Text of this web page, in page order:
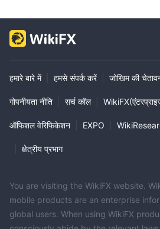
हमारे बारे में हमसे संपर्क करें जोखिम की
गोपनीयता नीति सर्च कॉल
ऑफिशल वेरिफिकेशन EXPO
क्षेत्रीय प्रभाग
You are visiting the WikiFX website.
mobile products are an enterprise
global users. When using WikiFX